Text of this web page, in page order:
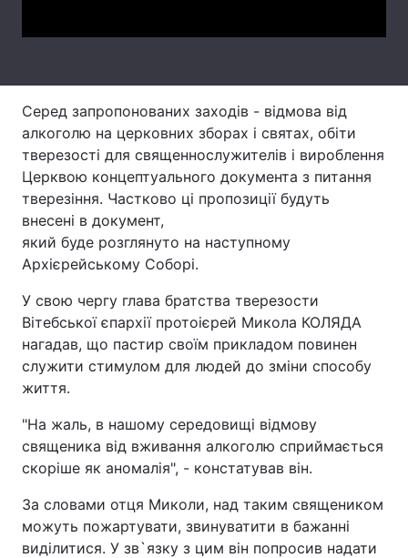
Відео з Youtube Статті
Думки
Архів Вакансії
Контакти
Послуги
Тема оформлення
Серед запропонованих заходів - відмова від
алкоголю на церковних зборах і святах, обіти
тверезості для священнослужителів і вироблення
Церквою концептуального документа з питання
тверезіння. Частково ці пропозиції будуть
внесені в документ,
який буде розглянуто на наступному
Архієрейському Соборі.
У свою чергу глава братства тверезости
Вітебської єпархії протоієрей Микола КОЛЯДА
нагадав, що пастир своїм прикладом повинен
служити стимулом для людей до зміни способу
життя.
"На жаль, в нашому середовищі відмову
священика від вживання алкоголю сприймається
скоріше як аномалія", - констатував він.
За словами отця Миколи, над таким священиком
можуть пожартувати, звинуватити в бажанні
виділитися. У зв`язку з цим він попросив надати